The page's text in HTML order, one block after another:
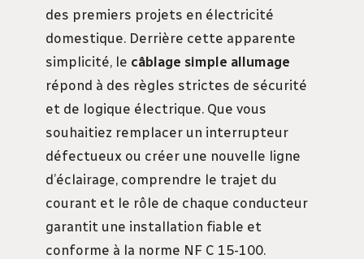
des premiers projets en électricité
domestique. Derrière cette apparente
simplicité, le câblage simple allumage
répond à des règles strictes de sécurité
et de logique électrique. Que vous
souhaitiez remplacer un interrupteur
défectueux ou créer une nouvelle ligne
d’éclairage, comprendre le trajet du
courant et le rôle de chaque conducteur
garantit une installation fiable et
conforme à la norme NF C 15-100.